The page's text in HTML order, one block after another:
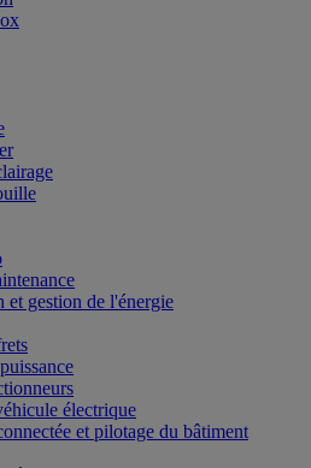
gestion de l'énergie
électrique
et pilotage du bâtiment